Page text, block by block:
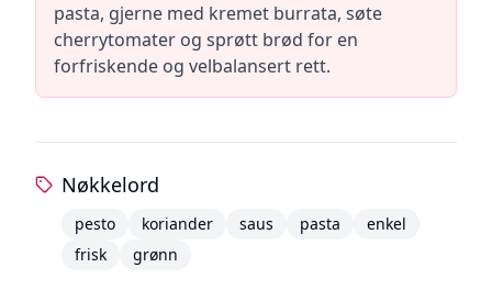
pasta, gjerne med kremet burrata, søte
cherrytomater og sprøtt brød for en
forfriskende og velbalansert rett.
Nøkkelord
pesto koriander saus pasta
enkel
frisk
grønn